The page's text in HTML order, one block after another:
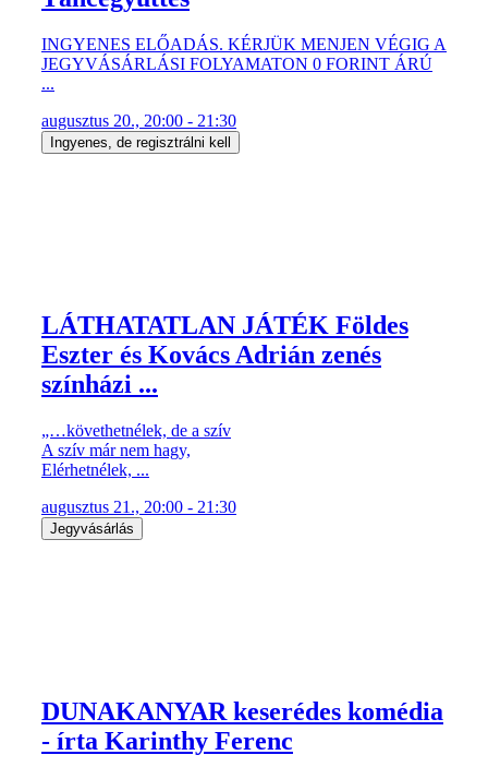
INGYENES ELŐADÁS. KÉRJÜK MENJEN VÉGIG A
JEGYVÁSÁRLÁSI FOLYAMATON 0 FORINT ÁRÚ
...
augusztus 20., 20:00 - 21:30
Ingyenes, de regisztrálni kell
LÁTHATATLAN JÁTÉK Földes
Eszter és Kovács Adrián zenés
színházi ...
„…követhetnélek, de a szív
A szív már nem hagy,
Elérhetnélek, ...
augusztus 21., 20:00 - 21:30
Jegyvásárlás
DUNAKANYAR keserédes komédia
- írta Karinthy Ferenc